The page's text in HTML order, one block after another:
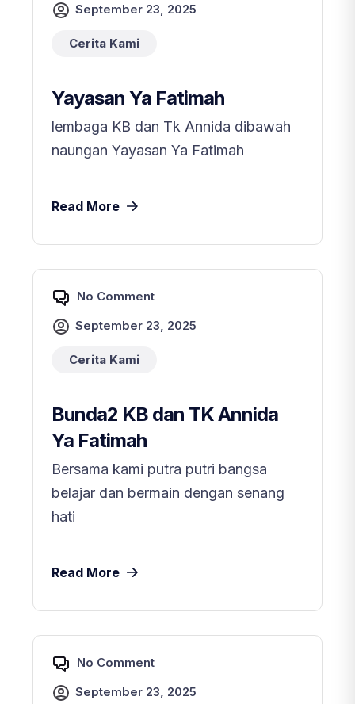
September 23, 2025
Cerita Kami
Yayasan Ya Fatimah
lembaga KB dan Tk Annida dibawah
naungan Yayasan Ya Fatimah
Read More
No Comment
September 23, 2025
Cerita Kami
Bunda2 KB dan TK Annida
Ya Fatimah
Bersama kami putra putri bangsa
belajar dan bermain dengan senang
hati
Read More
No Comment
September 23, 2025